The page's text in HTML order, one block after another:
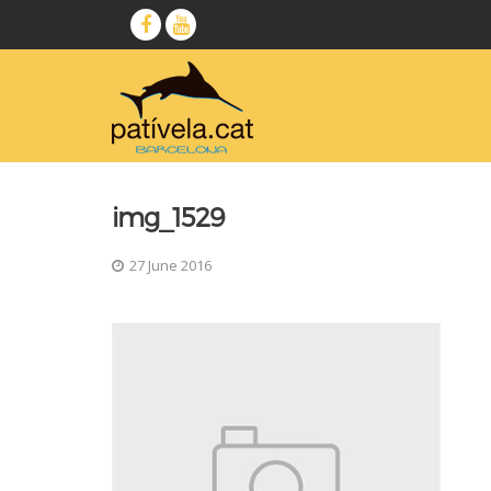
img_1529
27 June 2016